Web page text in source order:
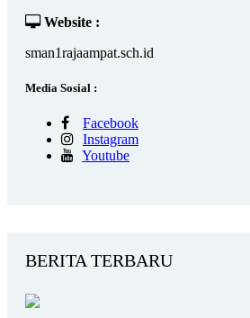
Website :
sman1rajaampat.sch.id
Media Sosial :
Facebook
Instagram
Youtube
BERITA TERBARU